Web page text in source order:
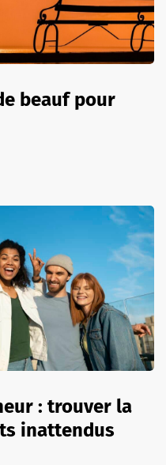
beauf pour
: trouver la
inattendus